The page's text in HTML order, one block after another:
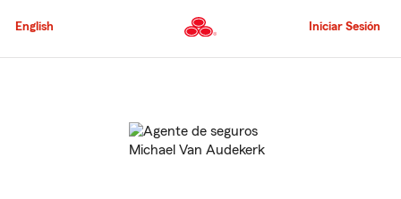
al
principal
English Iniciar Sesión